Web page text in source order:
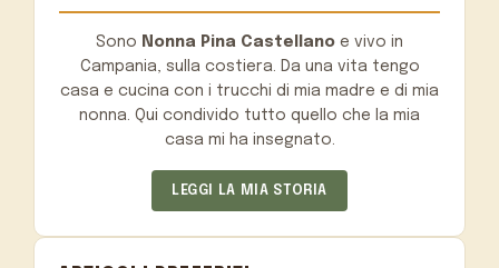
Sono Nonna Pina Castellano e vivo in
Campania, sulla costiera. Da una vita tengo
casa e cucina con i trucchi di mia madre e di mia
nonna. Qui condivido tutto quello che la mia
casa mi ha insegnato.
LEGGI LA MIA STORIA